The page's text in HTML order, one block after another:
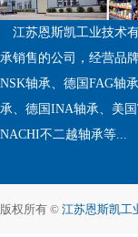
江苏恩斯凯工业技术
承销售的公司，经营品
NSK轴承、德国FAG轴
承、德国INA轴承、美
NACHI不二越轴承等...
版权所有 © 江苏恩斯凯工